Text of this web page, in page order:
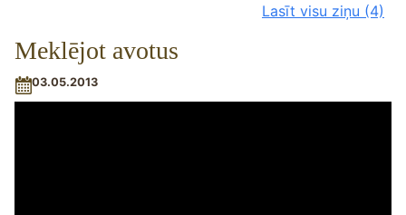
Lasīt visu ziņu (4)
Meklējot avotus
03.05.2013